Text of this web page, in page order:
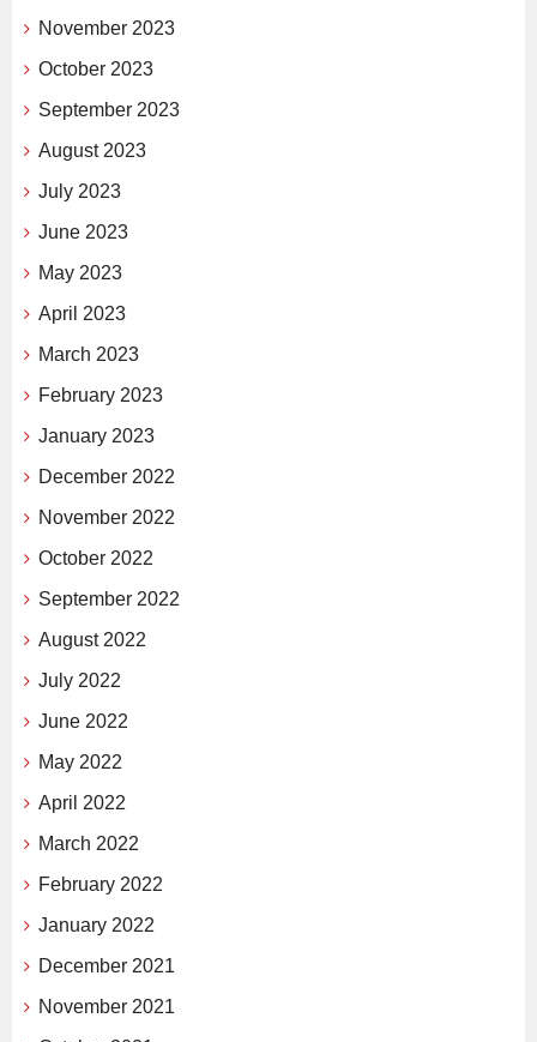
November 2023
October 2023
September 2023
August 2023
July 2023
June 2023
May 2023
April 2023
March 2023
February 2023
January 2023
December 2022
November 2022
October 2022
September 2022
August 2022
July 2022
June 2022
May 2022
April 2022
March 2022
February 2022
January 2022
December 2021
November 2021